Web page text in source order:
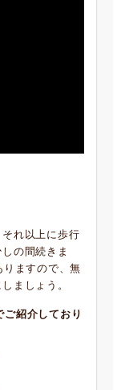
れ以上に歩行
の間続きま
ますので、無
ましょう。
ご紹介しており